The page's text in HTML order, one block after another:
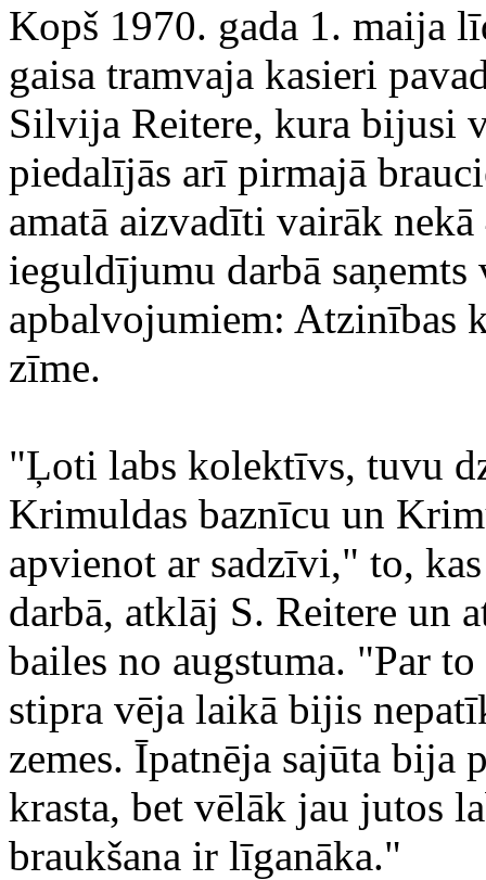
Kopš 1970. gada 1. maija
gaisa tramvaja kasieri
Silvija Reitere, kura bijusi
piedalījās arī pirmajā
amatā aizvadīti vairāk
ieguldījumu darbā
apbalvojumiem: Atzinības
zīme.
"Ļoti labs kolektīvs, tuvu
Krimuldas baznīcu un
apvienot ar sadzīvi," to,
darbā, atklāj S. Reitere un
bailes no augstuma. "Par
stipra vēja laikā bijis
zemes. Īpatnēja sajūta bija
krasta, bet vēlāk jau jutos
braukšana ir līganāka."